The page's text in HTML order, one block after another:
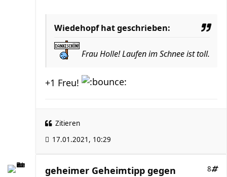
Wiedehopf hat geschrieben:
Frau Holle! Laufen im Schnee ist toll.
+1 Freu!
Zitieren
17.01.2021, 10:29
geheimer Geheimtipp gegen
8